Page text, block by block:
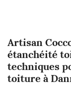
Artisan
étanchéité
techniques
toiture à